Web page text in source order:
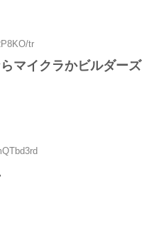
tr
マイクラかビルダーズ